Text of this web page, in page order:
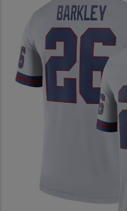
大阪府大阪市中央区西心斎橋1丁
TEL:06-4708-3300
MAP
SHOP
営業：土・日・祝日のみ 12:00-